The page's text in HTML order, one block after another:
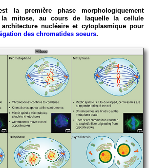
la première phase morphologiquement
la mitose, au cours de laquelle la cellule
nucléaire et cytoplasmique pour
des chromatides soeurs.